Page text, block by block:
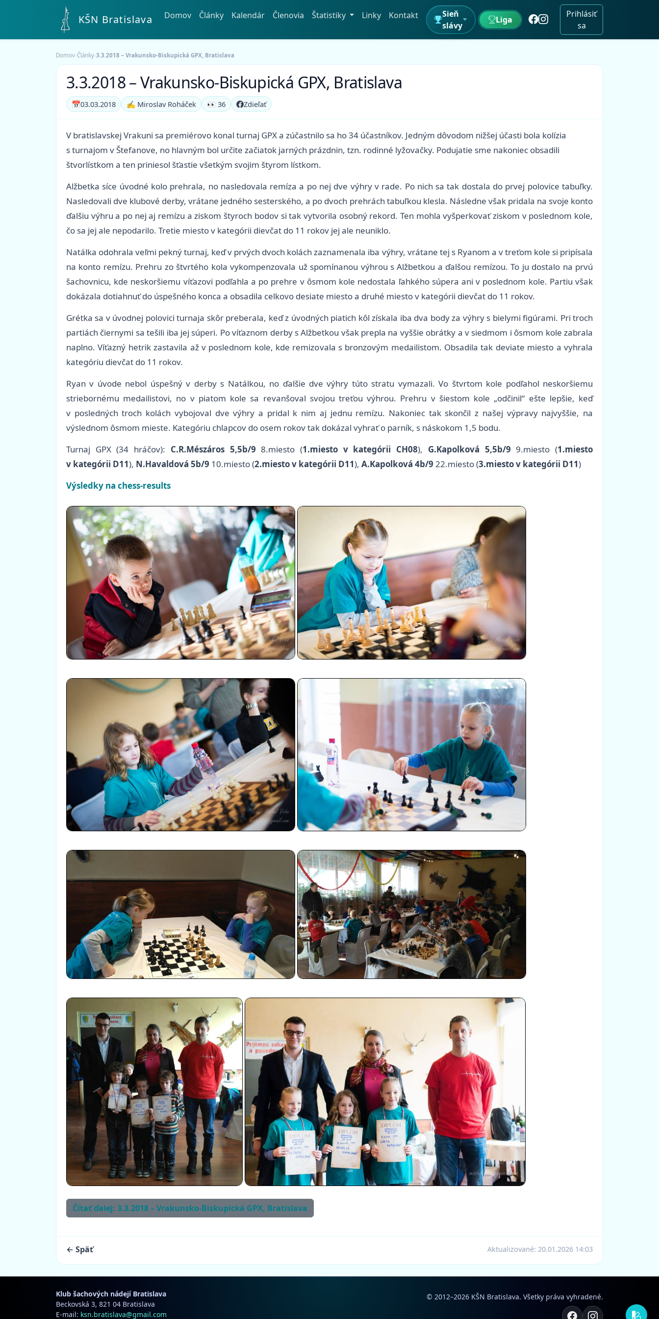
KŠN Bratislava Domov Články Kalendár Členovia Štatistiky Linky Kontakt
Sieň
slávy
Liga
Prihlásiť
sa
Domov›Články›3.3.2018 – Vrakunsko-Biskupická GPX, Bratislava
3.3.2018 – Vrakunsko-Biskupická GPX, Bratislava
📅03.03.2018 ✍️ Miroslav Roháček 👀 36 Zdieľať
V bratislavskej Vrakuni sa premiérovo konal turnaj GPX a zúčastnilo sa ho 34 účastníkov. Jedným dôvodom nižšej účasti bola kolízia
s turnajom v Štefanove, no hlavným bol určite začiatok jarných prázdnin, tzn. rodinné lyžovačky. Podujatie sme nakoniec obsadili
štvorlístkom a ten priniesol šťastie všetkým svojim štyrom lístkom.
Alžbetka síce úvodné kolo prehrala, no nasledovala remíza a po nej dve výhry v rade. Po nich sa tak dostala do prvej polovice tabuľky.
Nasledovali dve klubové derby, vrátane jedného sesterského, a po dvoch prehrách tabuľkou klesla. Následne však pridala na svoje konto
ďalšiu výhru a po nej aj remízu a ziskom štyroch bodov si tak vytvorila osobný rekord. Ten mohla vyšperkovať ziskom v poslednom kole,
čo sa jej ale nepodarilo. Tretie miesto v kategórii dievčat do 11 rokov jej ale neuniklo.
Natálka odohrala veľmi pekný turnaj, keď v prvých dvoch kolách zaznamenala iba výhry, vrátane tej s Ryanom a v treťom kole si pripísala
na konto remízu. Prehru zo štvrtého kola vykompenzovala už spomínanou výhrou s Alžbetkou a ďalšou remízou. To ju dostalo na prvú
šachovnicu, kde neskoršiemu víťazovi podľahla a po prehre v ôsmom kole nedostala ľahkého súpera ani v poslednom kole. Partiu však
dokázala dotiahnuť do úspešného konca a obsadila celkovo desiate miesto a druhé miesto v kategórii dievčat do 11 rokov.
Grétka sa v úvodnej polovici turnaja skôr preberala, keď z úvodných piatich kôl získala iba dva body za výhry s bielymi figúrami. Pri troch
partiách čiernymi sa tešili iba jej súperi. Po víťaznom derby s Alžbetkou však prepla na vyššie obrátky a v siedmom i ôsmom kole zabrala
naplno. Víťazný hetrik zastavila až v poslednom kole, kde remizovala s bronzovým medailistom. Obsadila tak deviate miesto a vyhrala
kategóriu dievčat do 11 rokov.
Ryan v úvode nebol úspešný v derby s Natálkou, no ďalšie dve výhry túto stratu vymazali. Vo štvrtom kole podľahol neskoršiemu
striebornému medailistovi, no v piatom kole sa revanšoval svojou treťou výhrou. Prehru v šiestom kole „odčinil“ ešte lepšie, keď
v posledných troch kolách vybojoval dve výhry a pridal k nim aj jednu remízu. Nakoniec tak skončil z našej výpravy najvyššie, na
výslednom ôsmom mieste. Kategóriu chlapcov do osem rokov tak dokázal vyhrať o parník, s náskokom 1,5 bodu.
Turnaj GPX (34 hráčov): C.R.Mészáros 5,5b/9 8.miesto (1.miesto v kategórii CH08), G.Kapolková 5,5b/99.miesto (1.miesto
v kategórii D11), N.Havaldová 5b/9 10.miesto (2.miesto v kategórii D11), A.Kapolková 4b/9 22.miesto (3.miesto v kategórii D11)
Výsledky na chess-results
Čítať ďalej: 3.3.2018 – Vrakunsko-Biskupická GPX, Bratislava
← Späť Aktualizované: 20.01.2026 14:03
Klub šachových nádejí Bratislava
Beckovská 3, 821 04 Bratislava
E-mail: ksn.bratislava@gmail.com
© 2012–2026 KŠN Bratislava. Všetky práva vyhradené.